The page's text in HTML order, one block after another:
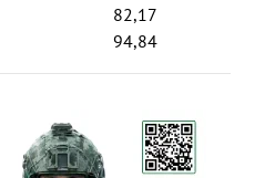
82,17
94,84